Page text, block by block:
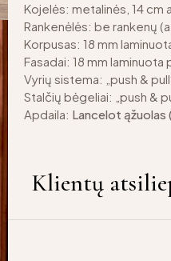
Kojelės: metalinės, 14 cm
Rankenėlės: be rankenų
Korpusas: 18 mm
Fasadai: 18 mm laminuota
Vyrių sistema: „push &
Stalčių bėgeliai: „push &
Apdaila: Lancelot ąžuolas
Klientų